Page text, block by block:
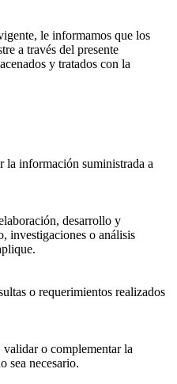
le informamos que los
a través del presente
y tratados con la
la información suministrada a
desarrollo y
investigaciones o análisis
o requerimientos realizados
o complementar la
sea necesario.